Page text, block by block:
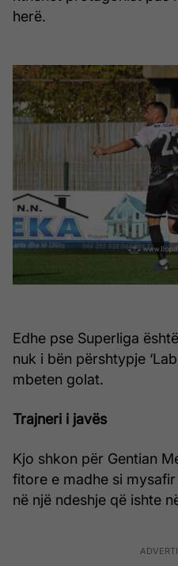
herë.
Edhe pse Superliga
nuk i bën përshtypje
mbeten golat.
Trajneri i javës
Kjo shkon për Gentian
fitore e madhe si
në një ndeshje që ishte